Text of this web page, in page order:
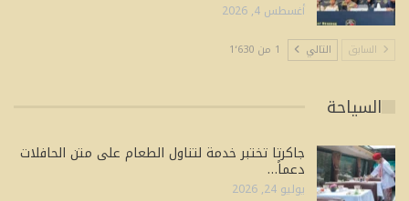
أغسطس 4, 2026
السابق التالي 1 من 1٬630
السياحة
جاكرتا تختبر خدمة لتناول الطعام على متن الحافلات
دعماً…
يوليو 24, 2026